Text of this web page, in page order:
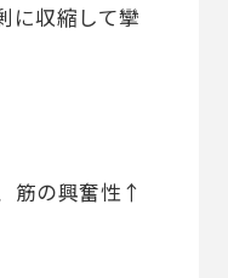
に収縮して攣
筋の興奮性↑